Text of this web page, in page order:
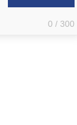
0 / 300